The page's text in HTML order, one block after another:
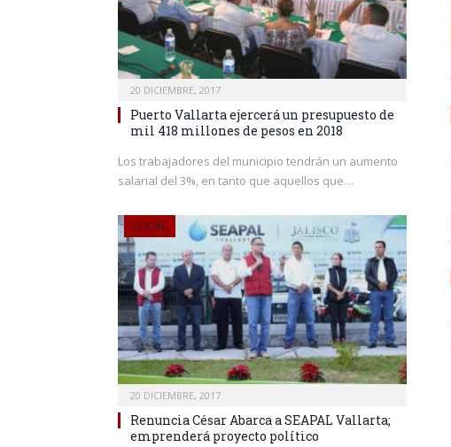
20 DICIEMBRE, 2017
Puerto Vallarta ejercerá un presupuesto de
mil 418 millones de pesos en 2018
Los trabajadores del municipio tendrán un aumento
salarial del 3%, en tanto que aquellos que…
LOCAL
20 DICIEMBRE, 2017
Renuncia César Abarca a SEAPAL Vallarta;
emprenderá proyecto político